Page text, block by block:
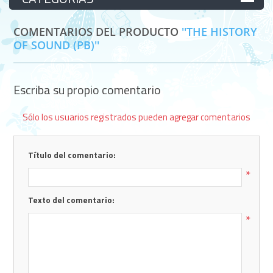
COMENTARIOS DEL PRODUCTO
THE HISTORY
OF SOUND (PB)
Escriba su propio comentario
Sólo los usuarios registrados pueden agregar comentarios
Título del comentario:
*
Texto del comentario:
*